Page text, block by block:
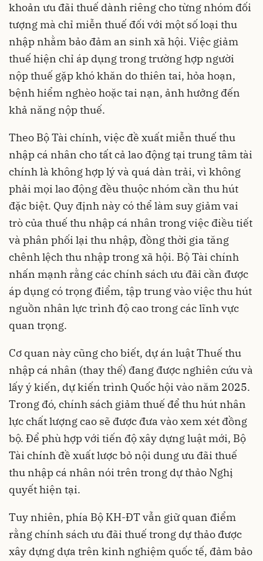
khoản ưu đãi thuế dành riêng cho từng nhóm đối
tượng mà chỉ miễn thuế đối với một số loại thu
nhập nhằm bảo đảm an sinh xã hội. Việc giảm
thuế hiện chỉ áp dụng trong trường hợp người
nộp thuế gặp khó khăn do thiên tai, hỏa hoạn,
bệnh hiểm nghèo hoặc tai nạn, ảnh hưởng đến
khả năng nộp thuế.
Theo Bộ Tài chính, việc đề xuất miễn thuế thu
nhập cá nhân cho tất cả lao động tại trung tâm tài
chính là không hợp lý và quá dàn trải, vì không
phải mọi lao động đều thuộc nhóm cần thu hút
đặc biệt. Quy định này có thể làm suy giảm vai
trò của thuế thu nhập cá nhân trong việc điều tiết
và phân phối lại thu nhập, đồng thời gia tăng
chênh lệch thu nhập trong xã hội. Bộ Tài chính
nhấn mạnh rằng các chính sách ưu đãi cần được
áp dụng có trọng điểm, tập trung vào việc thu hút
nguồn nhân lực trình độ cao trong các lĩnh vực
quan trọng.
Cơ quan này cũng cho biết, dự án luật Thuế thu
nhập cá nhân (thay thế) đang được nghiên cứu và
lấy ý kiến, dự kiến trình Quốc hội vào năm 2025.
Trong đó, chính sách giảm thuế để thu hút nhân
lực chất lượng cao sẽ được đưa vào xem xét đồng
bộ. Để phù hợp với tiến độ xây dựng luật mới, Bộ
Tài chính đề xuất lược bỏ nội dung ưu đãi thuế
thu nhập cá nhân nói trên trong dự thảo Nghị
quyết hiện tại.
Tuy nhiên, phía Bộ KH-ĐT vẫn giữ quan điểm
rằng chính sách ưu đãi thuế trong dự thảo được
xây dựng dựa trên kinh nghiệm quốc tế, đảm bảo